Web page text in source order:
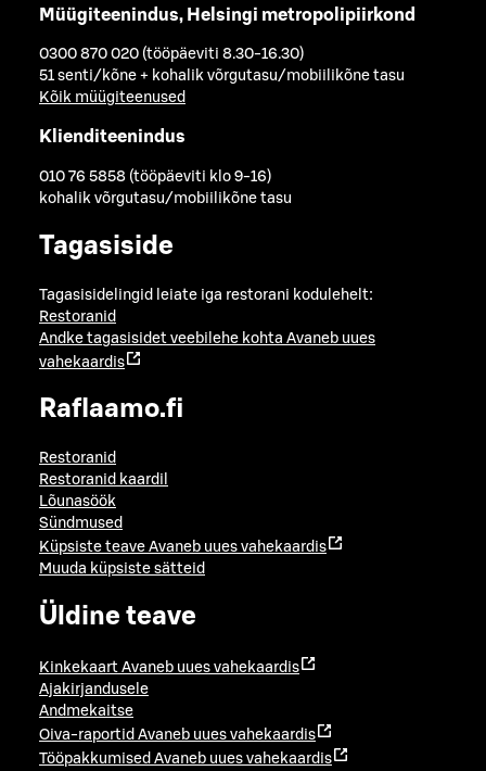
Müügiteenindus, Helsingi metropolipiirkond
0300 870 020 (tööpäeviti 8.30-16.30)
51 senti/kõne + kohalik võrgutasu/mobiilikõne tasu
Kõik müügiteenused
Klienditeenindus
010 76 5858 (tööpäeviti klo 9-16)
kohalik võrgutasu/mobiilikõne tasu
Tagasiside
Tagasisidelingid leiate iga restorani kodulehelt:
Restoranid
Andke tagasisidet veebilehe kohta Avaneb uues
vahekaardis
Raflaamo.fi
Restoranid
Restoranid kaardil
Lõunasöök
Sündmused
Küpsiste teave Avaneb uues vahekaardis
Muuda küpsiste sätteid
Üldine teave
Kinkekaart Avaneb uues vahekaardis
Ajakirjandusele
Andmekaitse
Oiva-raportid Avaneb uues vahekaardis
Tööpakkumised Avaneb uues vahekaardis